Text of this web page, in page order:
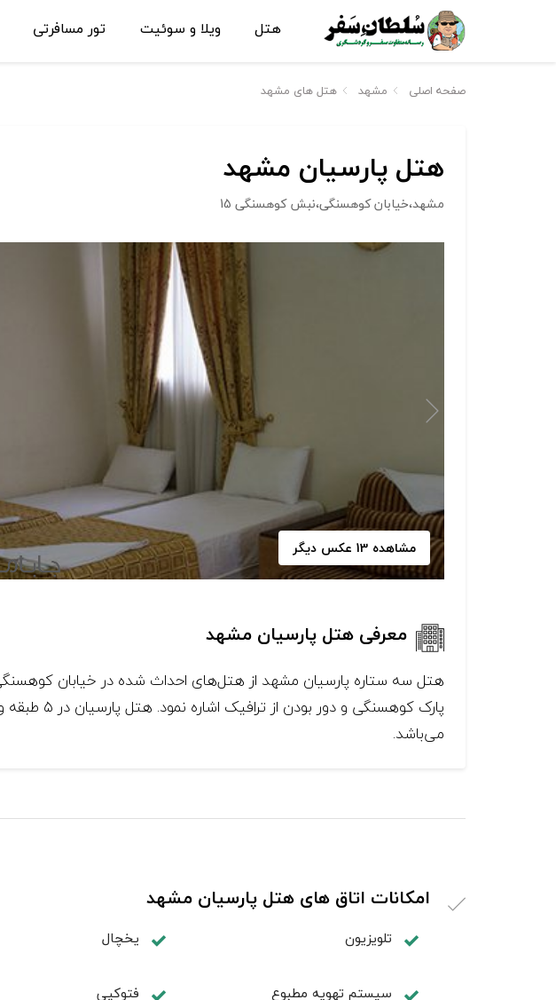
هتل ویلا و سوئیت تور مسافرتی
صفحه اصلی مشهد هتل های مشهد
هتل پارسیان مشهد
مشهد،خیابان کوهسنگی،نبش کوهسنگی 15
مشاهده 13 عکس دیگر
معرفی هتل پارسیان مشهد
می‌باشد.
امکانات اتاق های هتل پارسیان مشهد
تلویزیون یخچال
سیستم تهویه مطبوع فتوکپی